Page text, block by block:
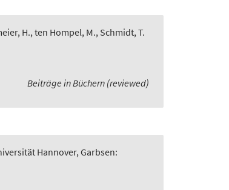
H., ten Hompel, M., Schmidt, T.
Beiträge in Büchern (reviewed)
Hannover, Garbsen: